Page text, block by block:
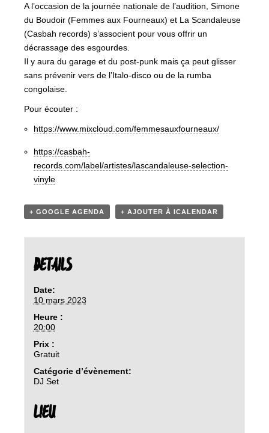
A l’occasion de la journée nationale de l’audition, Simone
du Boudoir (Femmes aux Fourneaux) et La Scandaleuse
(Casbah records) s’associent pour vous offrir un
décrassage des esgourdes.
Il y aura du garage et du post-punk mais ça peut glisser
sans prévenir vers de l’Italo-disco ou de la rumba
congolaise.
Pour écouter :
https://www.mixcloud.com/femmesauxfourneaux/
https://casbah-
records.com/label/artistes/lascandaleuse-selection-
vinyle
+ GOOGLE AGENDA + AJOUTER À ICALENDAR
DETAILS
Date:
10 mars 2023
Heure :
20:00
Prix :
Gratuit
Catégorie d’évènement:
DJ Set
LIEU